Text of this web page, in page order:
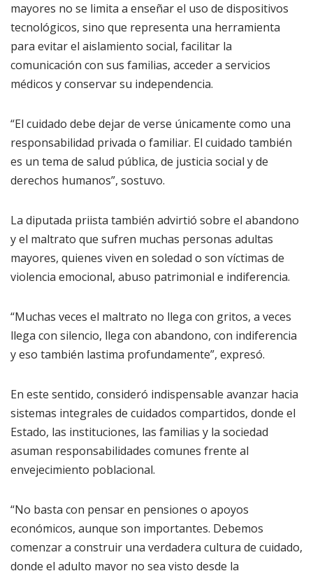
mayores no se limita a enseñar el uso de dispositivos
tecnológicos, sino que representa una herramienta
para evitar el aislamiento social, facilitar la
comunicación con sus familias, acceder a servicios
médicos y conservar su independencia.
“El cuidado debe dejar de verse únicamente como una
responsabilidad privada o familiar. El cuidado también
es un tema de salud pública, de justicia social y de
derechos humanos”, sostuvo.
La diputada priista también advirtió sobre el abandono
y el maltrato que sufren muchas personas adultas
mayores, quienes viven en soledad o son víctimas de
violencia emocional, abuso patrimonial e indiferencia.
“Muchas veces el maltrato no llega con gritos, a veces
llega con silencio, llega con abandono, con indiferencia
y eso también lastima profundamente”, expresó.
En este sentido, consideró indispensable avanzar hacia
sistemas integrales de cuidados compartidos, donde el
Estado, las instituciones, las familias y la sociedad
asuman responsabilidades comunes frente al
envejecimiento poblacional.
“No basta con pensar en pensiones o apoyos
económicos, aunque son importantes. Debemos
comenzar a construir una verdadera cultura de cuidado,
donde el adulto mayor no sea visto desde la